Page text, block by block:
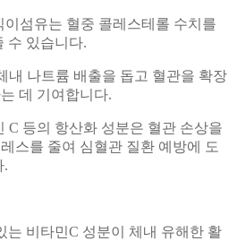
이섬유는 혈중 콜레스테롤 수치를
수 있습니다.
내 나트륨 배출을 돕고 혈관을 확장
데 기여합니다.
C 등의 항산화 성분은 혈관 손상을
스를 줄여 심혈관 질환 예방에 도
.
는 비타민C 성분이 체내 유해한 활